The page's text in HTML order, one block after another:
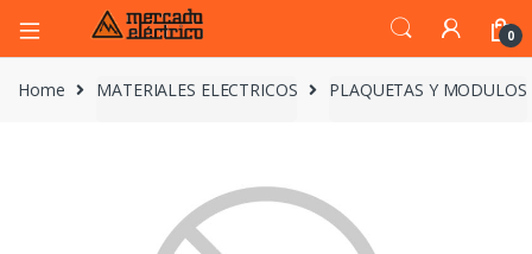
0
Home MATERIALES ELECTRICOS PLAQUETAS Y MODULOS